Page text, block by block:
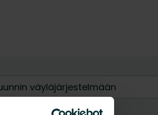
väyläjärjestelmään